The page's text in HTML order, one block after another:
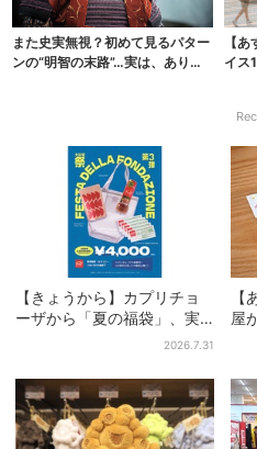
また史実無視？初めて見るパター
ンの“明智の末路”…実は、ありえ
【
イス
【きょうから】カプリチョ
ーザから「夏の福袋」、実
質無料…？値段以上の食事券
2026.7.31
屋